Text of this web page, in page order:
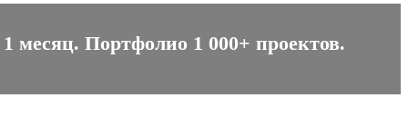
месяц. Портфолио 1 000+ проектов.